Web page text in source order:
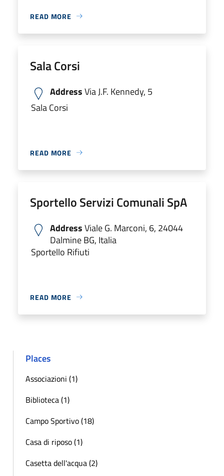
READ MORE
Sala Corsi
AddressVia J.F. Kennedy, 5
Sala Corsi
READ MORE
Sportello Servizi Comunali SpA
AddressViale G. Marconi, 6, 24044
Dalmine BG, Italia
Sportello Rifiuti
READ MORE
Places
Associazioni (1)
Biblioteca (1)
Campo Sportivo (18)
Casa di riposo (1)
Casetta dell'acqua (2)